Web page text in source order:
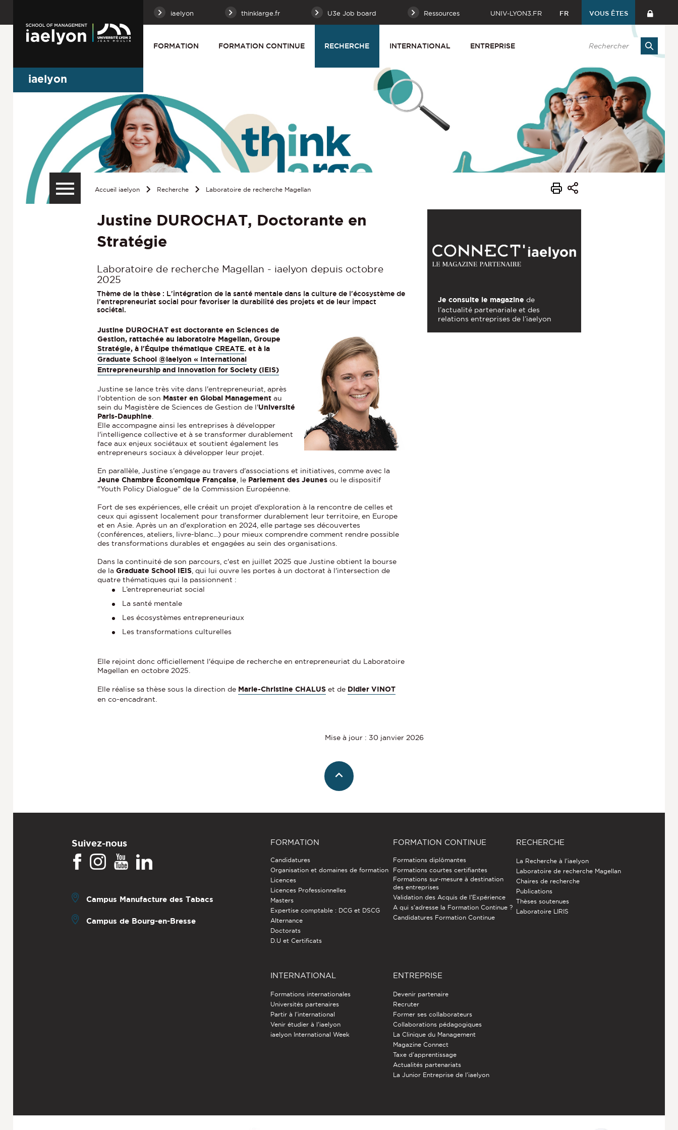
iaelyon thinklarge.fr U3e Job board Ressources UNIV-LYON3.FR FR VOUS ÊTES
FORMATION FORMATION CONTINUE RECHERCHE INTERNATIONAL ENTREPRISE
iaelyon
Accueil iaelyon Recherche Laboratoire de recherche Magellan
Justine DUROCHAT, Doctorante en
Stratégie
Laboratoire de recherche Magellan - iaelyon depuis octobre
2025
Thème de la thèse : L'intégration de la santé mentale dans la culture de l'écosystème de
l'entrepreneuriat social pour favoriser la durabilité des projets et de leur impact
sociétal.
Justine DUROCHAT est doctorante en Sciences de
Gestion, rattachée au laboratoire Magellan, Groupe
Stratégie, à l'Équipe thématiqueCREATE. et à la
Graduate School @iaelyon « International
Entrepreneurship and Innovation for Society (IEIS)
Justine se lance très vite dans l'entrepreneuriat, après
l'obtention de son Master en Global Management au
sein du Magistère de Sciences de Gestion de l'Université
Paris-Dauphine
Elle accompagne ainsi les entreprises à développer
l'intelligence collective et à se transformer durablement
face aux enjeux sociétaux et soutient également les
entrepreneurs sociaux à développer leur projet.
En parallèle, Justine s'engage au travers d'associations et initiatives, comme avec la
Jeune Chambre Économique Française , le Parlement des Jeunesou le dispositif
"Youth Policy Dialogue" de la Commission Européenne.
Fort de ses expériences, elle créait un projet d'exploration à la rencontre de celles et
ceux qui agissent localement pour transformer durablement leur territoire, en Europe
et en Asie. Après un an d'exploration en 2024, elle partage ses découvertes
(conférences, ateliers, livre-blanc...) pour mieux comprendre comment rendre possible
des transformations durables et engagées au sein des organisations.
Dans la continuité de son parcours, c'est en juillet 2025 que Justine obtient la bourse
de laGraduate School IEIS , qui lui ouvre les portes à un doctorat à l'intersection de
quatre thématiques qui la passionnent :
L’entrepreneuriat social
La santé mentale
Les écosystèmes entrepreneuriaux
Les transformations culturelles
Elle rejoint donc officiellement l'équipe de recherche en entrepreneuriat du Laboratoire
Magellan en octobre 2025.
Elle réalise sa thèse sous la direction de Marie-Christine CHALUS et de Didier VINOT
en co-encadrant.
Je consulte le magazine de
l’actualité partenariale et des
relations entreprises de l’iaelyon
Mise à jour : 30 janvier 2026
Suivez-nous
Campus Manufacture des Tabacs
Campus de Bourg-en-Bresse
FORMATION
Candidatures
Organisation et domaines de formation
Licences
Licences Professionnelles
Masters
Expertise comptable : DCG et DSCG
Alternance
Doctorats
D.U et Certificats
FORMATION CONTINUE
Formations diplômantes
Formations courtes certifiantes
Formations sur-mesure à destination
des entreprises
Validation des Acquis de l’Expérience
A qui s'adresse la Formation Continue ?
Candidatures Formation Continue
RECHERCHE
La Recherche à l'iaelyon
Laboratoire de recherche Magellan
Chaires de recherche
Publications
Thèses soutenues
Laboratoire LIRIS
INTERNATIONAL
Formations internationales
Universités partenaires
Partir à l'international
Venir étudier à l’iaelyon
iaelyon International Week
ENTREPRISE
Devenir partenaire
Recruter
Former ses collaborateurs
Collaborations pédagogiques
La Clinique du Management
Magazine Connect
Taxe d'apprentissage
Actualités partenariats
La Junior Entreprise de l'iaelyon